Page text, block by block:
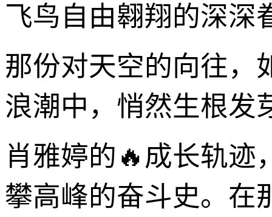
飞鸟自由翱翔的深深
那份对天空的向往，
浪潮中，悄然生根发
肖雅婷的🔥成长轨迹
攀高峰的奋斗史。在